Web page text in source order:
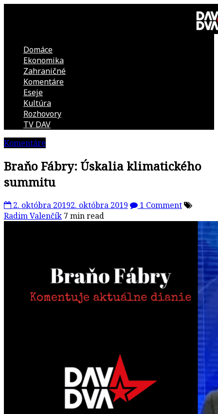
DAV
DVA
kultúrno-
politická
revue
Domáce
Ekonomika
Zahraničné
Komentáre
Eseje
Kultúra
Rozhovory
TV DAV
Komentáre
Braňo Fábry: Úskalia klimatického
summitu
2. októbra 20192. októbra 2019
1 Comment
Radim Valenčík 7 min read